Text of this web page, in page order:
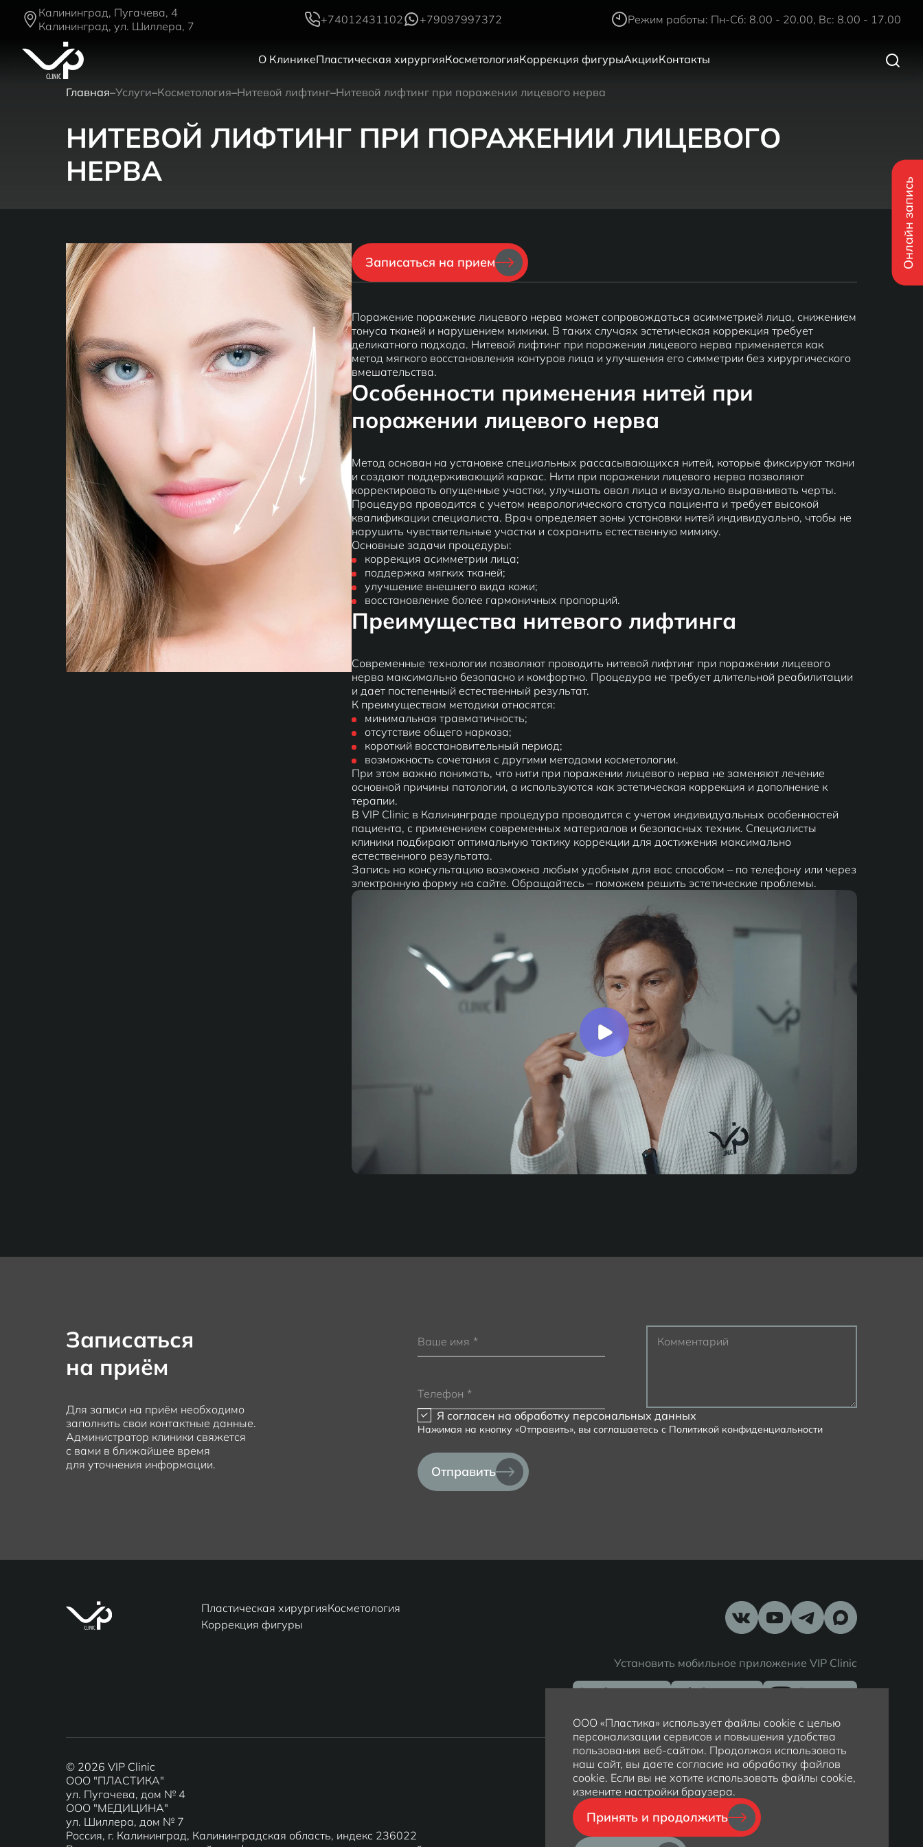
Калининград, Пугачева, 4
Калининград, ул. Шиллера, 7
+74012431102 +79097997372 Режим работы: Пн-Сб: 8.00 - 20.00, Вс: 8.00 - 17.00
О КлиникеПластическая хирургияКосметологияКоррекция фигурыАкцииКонтакты
Главная Услуги Косметология Нитевой лифтинг Нитевой лифтинг при поражении лицевого нерва
НИТЕВОЙ ЛИФТИНГ ПРИ ПОРАЖЕНИИ ЛИЦЕВОГО
НЕРВА
Онлайн запись
ООО «Пластика» использует файлы cookie с целью
персонализации сервисов и повышения удобства
пользования веб-сайтом. Продолжая использовать
наш сайт, вы даете согласие на обработку файлов
cookie. Если вы не хотите использовать файлы cookie,
измените настройки браузера.
Принять и продолжить
Записаться на прием
Поражение поражение лицевого нерва может сопровождаться асимметрией лица, снижением
тонуса тканей и нарушением мимики. В таких случаях эстетическая коррекция требует
деликатного подхода. Нитевой лифтинг при поражении лицевого нерва применяется как
метод мягкого восстановления контуров лица и улучшения его симметрии без хирургического
вмешательства.
Особенности применения нитей при
поражении лицевого нерва
Метод основан на установке специальных рассасывающихся нитей, которые фиксируют ткани
и создают поддерживающий каркас. Нити при поражении лицевого нерва позволяют
корректировать опущенные участки, улучшать овал лица и визуально выравнивать черты.
Процедура проводится с учетом неврологического статуса пациента и требует высокой
квалификации специалиста. Врач определяет зоны установки нитей индивидуально, чтобы не
нарушить чувствительные участки и сохранить естественную мимику.
Основные задачи процедуры:
коррекция асимметрии лица;
поддержка мягких тканей;
улучшение внешнего вида кожи;
восстановление более гармоничных пропорций.
Преимущества нитевого лифтинга
Современные технологии позволяют проводить нитевой лифтинг при поражении лицевого
нерва максимально безопасно и комфортно. Процедура не требует длительной реабилитации
и дает постепенный естественный результат.
К преимуществам методики относятся:
минимальная травматичность;
отсутствие общего наркоза;
короткий восстановительный период;
возможность сочетания с другими методами косметологии.
При этом важно понимать, что нити при поражении лицевого нерва не заменяют лечение
основной причины патологии, а используются как эстетическая коррекция и дополнение к
терапии.
В VIP Clinic в Калининграде процедура проводится с учетом индивидуальных особенностей
пациента, с применением современных материалов и безопасных техник. Специалисты
клиники подбирают оптимальную тактику коррекции для достижения максимально
естественного результата.
Запись на консультацию возможна любым удобным для вас способом – по телефону или через
электронную форму на сайте. Обращайтесь – поможем решить эстетические проблемы.
Записаться
на приём
Для записи на приём необходимо
заполнить свои контактные данные.
Администратор клиники свяжется
с вами в ближайшее время
для уточнения информации.
Ваше имя *
Телефон *
Комментарий
Я согласен на обработку персональных данных
Нажимая на кнопку «Отправить», вы соглашаетесь с Политикой конфиденциальности
Отправить
Пластическая хирургияКосметология
Коррекция фигуры
Установить мобильное приложение VIP Clinic
© 2026 VIP Clinic
ООО "ПЛАСТИКА"
ул. Пугачева, дом № 4
ООО "МЕДИЦИНА"
ул. Шиллера, дом № 7
Россия, г. Калининград, Калининградская область, индекс 236022
Политика обработки персональных данных